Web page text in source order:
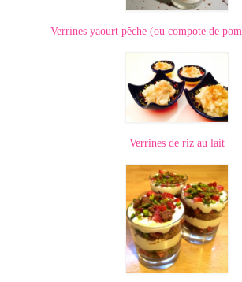
Verrines yaourt pêche (ou compote de
Verrines de riz au lait